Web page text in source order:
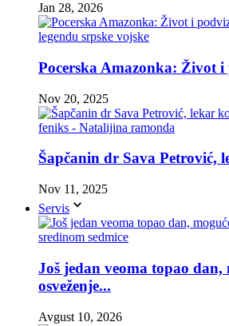
Jan 28, 2026
Pocerska Amazonka: Život i
Nov 20, 2025
Šapčanin dr Sava Petrović,
Nov 11, 2025
Servis
Još jedan veoma topao dan,
osveženje...
Avgust 10, 2026